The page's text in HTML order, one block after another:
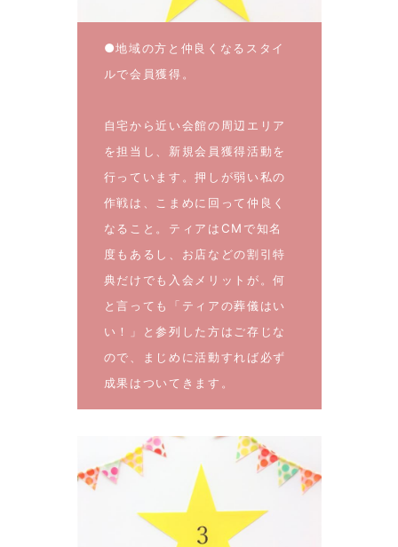
●地域の方と仲良くなるスタイ
ルで会員獲得。
自宅から近い会館の周辺エリア
を担当し、新規会員獲得活動を
行っています。押しが弱い私の
作戦は、こまめに回って仲良く
なること。ティアはCMで知名
度もあるし、お店などの割引特
典だけでも入会メリットが。何
と言っても「ティアの葬儀はい
い！」と参列した方はご存じな
ので、まじめに活動すれば必ず
成果はついてきます。